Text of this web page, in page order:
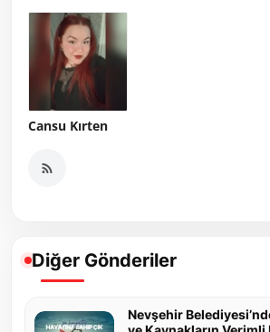
Cansu Kırten
Diğer Gönderiler
Nevşehir